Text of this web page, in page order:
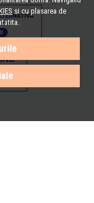
si cu plasarea de